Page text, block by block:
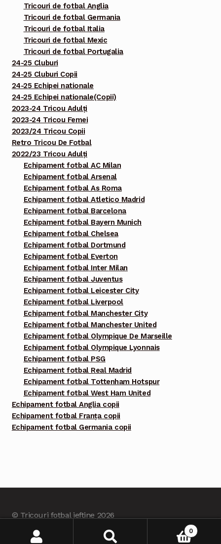
Tricouri de fotbal Anglia
Tricouri de fotbal Germania
Tricouri de fotbal Italia
Tricouri de fotbal Mexic
Tricouri de fotbal Portugalia
24-25 Cluburi
24-25 Cluburi Copii
24-25 Echipei nationale
24-25 Echipei nationale(Copii)
2023-24 Tricou Adulți
2023-24 Tricou Femei
2023/24 Tricou Copii
Retro Tricou De Fotbal
2022/23 Tricou Adulți
Echipament fotbal AC Milan
Echipament fotbal Arsenal
Echipament fotbal As Roma
Echipament fotbal Atletico Madrid
Echipament fotbal Barcelona
Echipament fotbal Bayern Munich
Echipament fotbal Chelsea
Echipament fotbal Dortmund
Echipament fotbal Everton
Echipament fotbal Inter Milan
Echipament fotbal Juventus
Echipament fotbal Leicester City
Echipament fotbal Liverpool
Echipament fotbal Manchester City
Echipament fotbal Manchester United
Echipament fotbal Olympique De Marseille
Echipament fotbal Olympique Lyonnais
Echipament fotbal PSG
Echipament fotbal Real Madrid
Echipament fotbal Tottenham Hotspur
Echipament fotbal West Ham United
Echipament fotbal Anglia copii
Echipament fotbal Franța copii
Echipament fotbal Germania copii
© Tricouri fotbal ieftine 2026
0